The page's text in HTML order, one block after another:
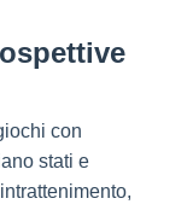
con
stati e